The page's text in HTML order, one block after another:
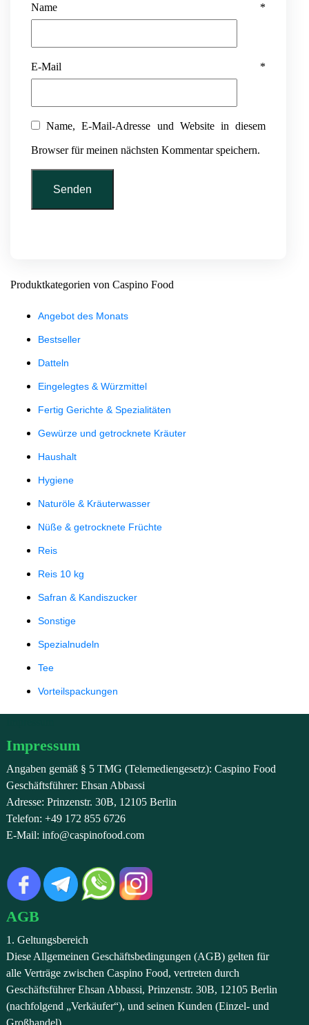
Name *
E-Mail *
Name, E-Mail-Adresse und Website in diesem
Browser für meinen nächsten Kommentar speichern.
Produktkategorien von Caspino Food
Angebot des Monats
Bestseller
Datteln
Eingelegtes & Würzmittel
Fertig Gerichte & Spezialitäten
Gewürze und getrocknete Kräuter
Haushalt
Hygiene
Naturöle & Kräuterwasser
Nüße & getrocknete Früchte
Reis
Reis 10 kg
Safran & Kandiszucker
Sonstige
Spezialnudeln
Tee
Vorteilspackungen
Impressum
Angaben gemäß § 5 TMG (Telemediengesetz): Caspino Food
Geschäftsführer: Ehsan Abbassi
Adresse: Prinzenstr. 30B, 12105 Berlin
Telefon: +49 172 855 6726
E-Mail: info@caspinofood.com
AGB
1. Geltungsbereich
Diese Allgemeinen Geschäftsbedingungen (AGB) gelten für
alle Verträge zwischen Caspino Food, vertreten durch
Geschäftsführer Ehsan Abbassi, Prinzenstr. 30B, 12105 Berlin
(nachfolgend „Verkäufer“), und seinen Kunden (Einzel- und
Großhandel).